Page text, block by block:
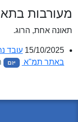
מעורבות
תאונה אחת, הרוג.
15/10/2025
באתר תמ"א
יזם